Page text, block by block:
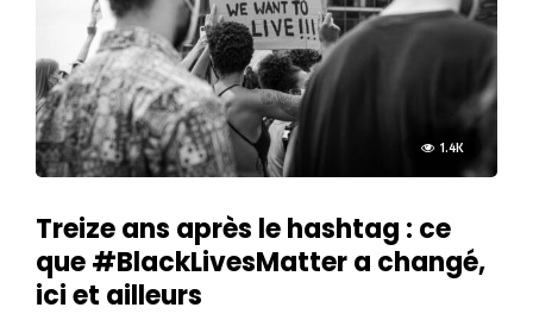
1.4K
Treize ans après le hashtag : ce
que #BlackLivesMatter a changé,
ici et ailleurs